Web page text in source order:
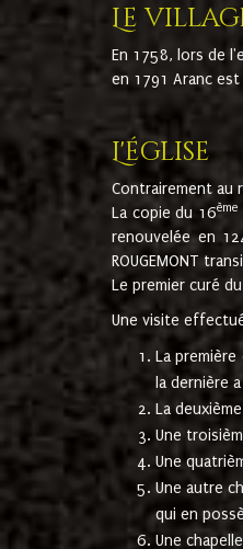
Le
En 1758, lors de
en 1791 Aranc
L'église
Contrairement au
La copie du 16ème
renouvelée en
ROUGEMONT
Le premier curé
Une visite
La première
la dernière
La
Une
Une
Une autre
qui en
Une